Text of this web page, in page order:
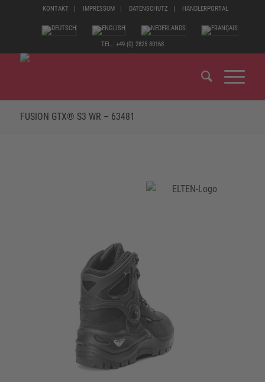
KONTAKT IMPRESSUM DATENSCHUTZ HÄNDLERPORTAL
TEL.: +49 (0) 2825 80168
FUSION GTX® S3 WR – 63481